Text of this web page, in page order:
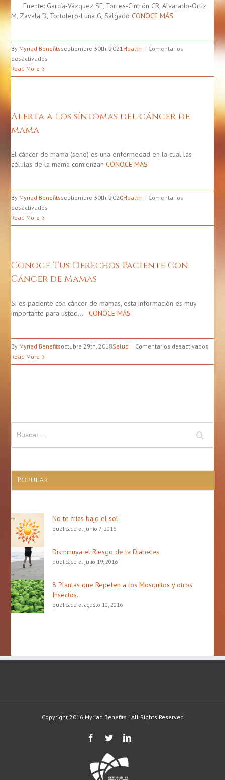
Fuente: García-Vázquez SE, Torres-Cintrón CR, Alvarado-Ortiz
M, Zavala D, Tortolero-Luna G, SalgadoCONOCE MÁS
By Myriad Benefitsseptiembre 30th, 2021 Health
Comentarios
desactivados
de
Rico,
Read More
Alerta a los síntomas del cáncer de
mama
El cáncer de mama (seno) es una enfermedad en la cual las
células de la mama comienzanCONOCE MÁS
By Myriad Benefitsseptiembre 30th, 2020Health
Comentarios
desactivados
a
cáncer
de
Read More
Conoce Tus Derechos Paciente Con
Cáncer de Mamas
Si es paciente con cáncer de mamas, esta información es muy
importante para usted…CONOCE MÁS
By Myriad Benefitsoctubre 29th, 2018Salud Comentarios desactivados
Tus
Read More
Popular
No te frías bajo el sol
publicado el junio 7, 2016
Disminuya el Riesgo de la Diabetes
publicado el julio 19, 2016
8 Plantas que Repelen a los Mosquitos y otros
Insectos.
publicado el agosto 10, 2016
Copyright 2016 Myriad Benefits | All Rights Reserved